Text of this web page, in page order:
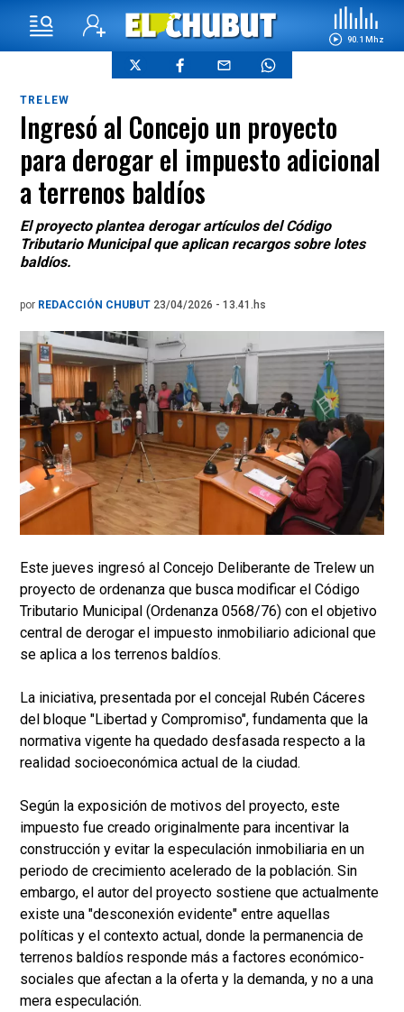
90.1 Mhz
TRELEW
Ingresó al Concejo un proyecto
para derogar el impuesto adicional
a terrenos baldíos
El proyecto plantea derogar artículos del Código
Tributario Municipal que aplican recargos sobre lotes
baldíos.
por REDACCIÓN CHUBUT 23/04/2026 - 13.41.hs
Este jueves ingresó al Concejo Deliberante de Trelew un
proyecto de ordenanza que busca modificar el Código
Tributario Municipal (Ordenanza 0568/76) con el objetivo
central de derogar el impuesto inmobiliario adicional que
se aplica a los terrenos baldíos.
La iniciativa, presentada por el concejal Rubén Cáceres
del bloque "Libertad y Compromiso", fundamenta que la
normativa vigente ha quedado desfasada respecto a la
realidad socioeconómica actual de la ciudad.
Según la exposición de motivos del proyecto, este
impuesto fue creado originalmente para incentivar la
construcción y evitar la especulación inmobiliaria en un
periodo de crecimiento acelerado de la población. Sin
embargo, el autor del proyecto sostiene que actualmente
existe una "desconexión evidente" entre aquellas
políticas y el contexto actual, donde la permanencia de
terrenos baldíos responde más a factores económico-
sociales que afectan a la oferta y la demanda, y no a una
mera especulación.